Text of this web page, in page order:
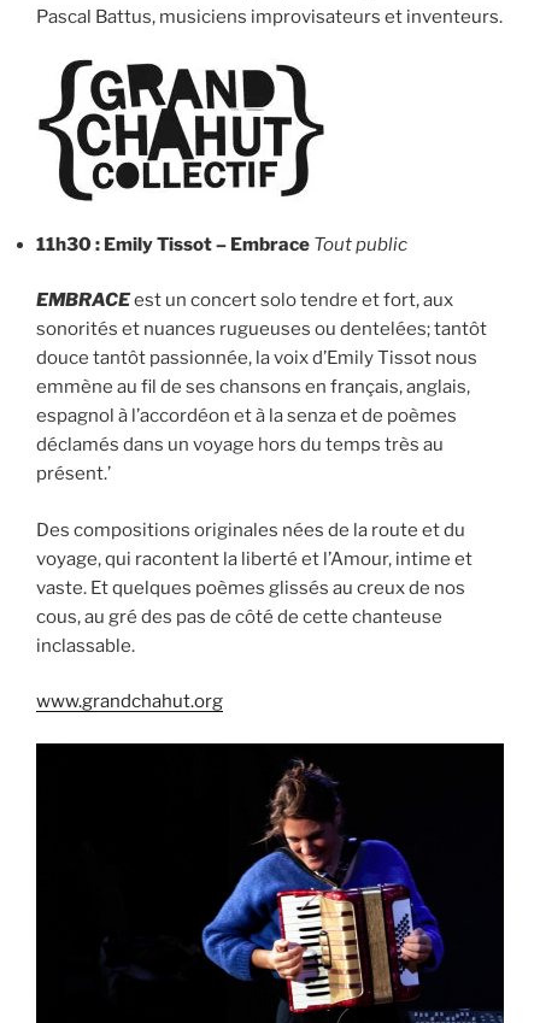
Pascal Battus, musiciens improvisateurs et inventeurs.
11h30 : Emily Tissot – Embrace Tout public
EMBRACEest un concert solo tendre et fort, aux
sonorités et nuances rugueuses ou dentelées; tantôt
douce tantôt passionnée, la voix d’Emily Tissot nous
emmène au fil de ses chansons en français, anglais,
espagnol à l’accordéon et à la senza et de poèmes
déclamés dans un voyage hors du temps très au
présent.’
Des compositions originales nées de la route et du
voyage, qui racontent la liberté et l’Amour, intime et
vaste. Et quelques poèmes glissés au creux de nos
cous, au gré des pas de côté de cette chanteuse
inclassable.
www.grandchahut.org